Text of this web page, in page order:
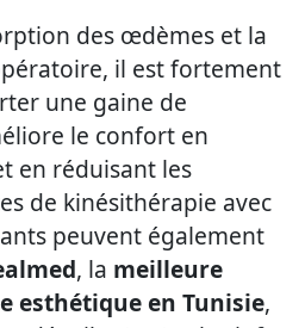
des œdèmes et la
il est fortement
une gaine de
le confort en
en réduisant les
de kinésithérapie avec
peuvent également
, la meilleure
esthétique en Tunisie,